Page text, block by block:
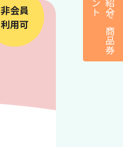
非会員
利用可
商
品
券
レ
ゼ
ン